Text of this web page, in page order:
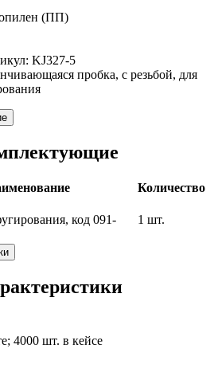
(ПП)
KJ327-5
пробка, с резьбой, для
Количество
код 091-
1 шт.
4000 шт. в кейсе